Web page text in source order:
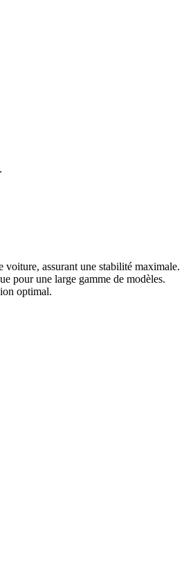
voiture, assurant une stabilité maximale.
pour une large gamme de modèles.
optimal.